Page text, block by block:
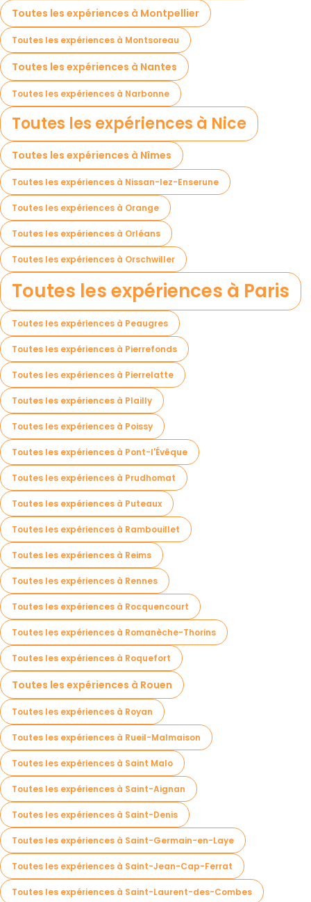
Toutes les expériences à Montpellier
Toutes les expériences à Montsoreau
Toutes les expériences à Nantes
Toutes les expériences à Narbonne
Toutes les expériences à Nice
Toutes les expériences à Nîmes
Toutes les expériences à Nissan-lez-Enserune
Toutes les expériences à Orange
Toutes les expériences à Orléans
Toutes les expériences à Orschwiller
Toutes les expériences à Paris
Toutes les expériences à Peaugres
Toutes les expériences à Pierrefonds
Toutes les expériences à Pierrelatte
Toutes les expériences à Plailly
Toutes les expériences à Poissy
Toutes les expériences à Pont-l'Évêque
Toutes les expériences à Prudhomat
Toutes les expériences à Puteaux
Toutes les expériences à Rambouillet
Toutes les expériences à Reims
Toutes les expériences à Rennes
Toutes les expériences à Rocquencourt
Toutes les expériences à Romanèche-Thorins
Toutes les expériences à Roquefort
Toutes les expériences à Rouen
Toutes les expériences à Royan
Toutes les expériences à Rueil-Malmaison
Toutes les expériences à Saint Malo
Toutes les expériences à Saint-Aignan
Toutes les expériences à Saint-Denis
Toutes les expériences à Saint-Germain-en-Laye
Toutes les expériences à Saint-Jean-Cap-Ferrat
Toutes les expériences à Saint-Laurent-des-Combes